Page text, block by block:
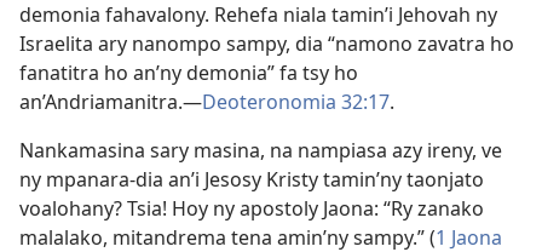
demonia fahavalony. Rehefa niala tamin’i Jehovah ny
Israelita ary nanompo sampy, dia “namono zavatra ho
fanatitra ho an’ny demonia” fa tsy ho
an’Andriamanitra.—Deoteronomia 32:17.
Nankamasina sary masina, na nampiasa azy ireny, ve
ny mpanara-dia an’i Jesosy Kristy tamin’ny taonjato
voalohany? Tsia! Hoy ny apostoly Jaona: “Ry zanako
malalako, mitandrema tena amin’ny sampy.” (1 Jaona